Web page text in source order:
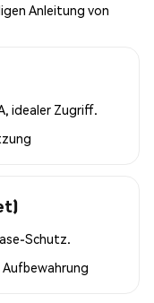
Anleitung von
idealer Zugriff.
Schutz.